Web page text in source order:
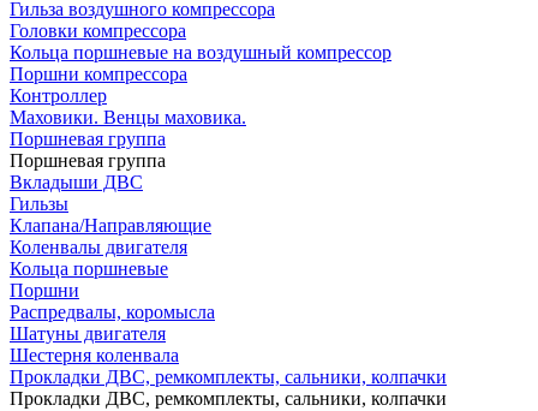
Гильза воздушного компрессора
Головки компрессора
Кольца поршневые на воздушный компрессор
Поршни компрессора
Контроллер
Маховики. Венцы маховика.
Поршневая группа
Поршневая группа
Вкладыши ДВС
Гильзы
Клапана/Направляющие
Коленвалы двигателя
Кольца поршневые
Поршни
Распредвалы, коромысла
Шатуны двигателя
Шестерня коленвала
Прокладки ДВС, ремкомплекты, сальники, колпачки
Прокладки ДВС, ремкомплекты, сальники, колпачки